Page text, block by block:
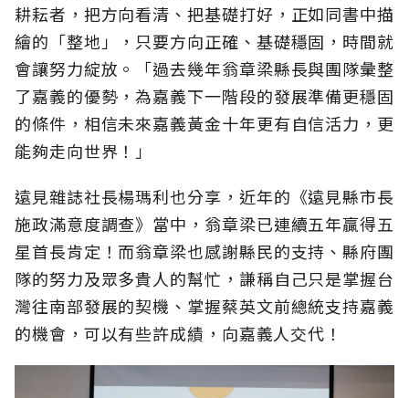
耕耘者，把方向看清、把基礎打好，正如同書中描
繪的「整地」，只要方向正確、基礎穩固，時間就
會讓努力綻放。「過去幾年翁章梁縣長與團隊彙整
了嘉義的優勢，為嘉義下一階段的發展準備更穩固
的條件，相信未來嘉義黃金十年更有自信活力，更
能夠走向世界！」
遠見雜誌社長楊瑪利也分享，近年的《遠見縣市長
施政滿意度調查》當中，翁章梁已連續五年贏得五
星首長肯定！而翁章梁也感謝縣民的支持、縣府團
隊的努力及眾多貴人的幫忙，謙稱自己只是掌握台
灣往南部發展的契機、掌握蔡英文前總統支持嘉義
的機會，可以有些許成績，向嘉義人交代！